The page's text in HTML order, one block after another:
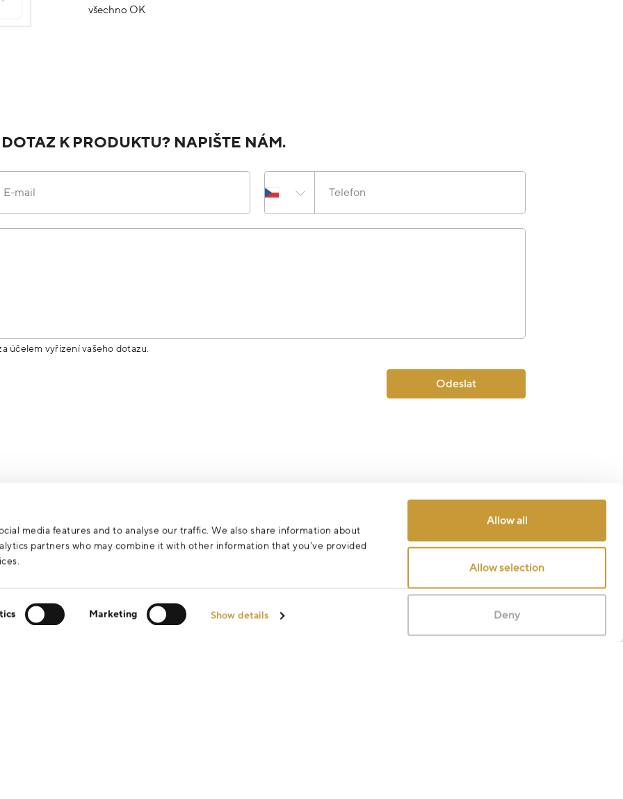
media features and to analyse our traffic. We also share information about
partners who may combine it with other information that you’ve provided
Marketing Show details
Allow all
Allow selection
Deny
všechno OK
K PRODUKTU? NAPIŠTE NÁM.
E-mail Telefon
účelem vyřízení vašeho dotazu.
Odeslat